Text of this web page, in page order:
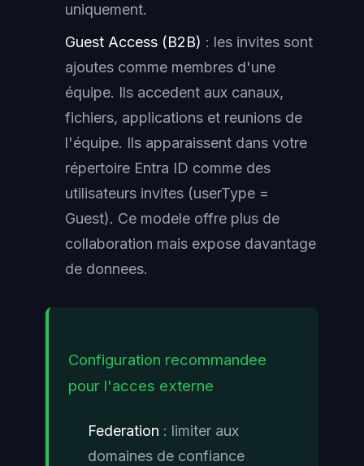
uniquement.
Guest Access (B2B) : les invites sont
ajoutes comme membres d'une
équipe. Ils accedent aux canaux,
fichiers, applications et reunions de
l'équipe. Ils apparaissent dans votre
répertoire Entra ID comme des
utilisateurs invites (userType =
Guest). Ce modele offre plus de
collaboration mais expose davantage
de donnees.
Configuration recommandee
pour l'acces externe
Federation : limiter aux
domaines de confiance